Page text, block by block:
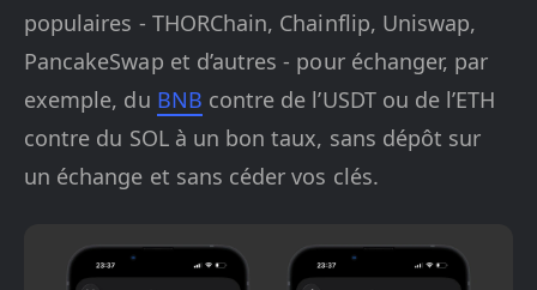
populaires - THORChain, Chainflip, Uniswap,
PancakeSwap et d’autres - pour échanger, par
exemple, du BNB contre de l’USDT ou de l’ETH
contre du SOL à un bon taux, sans dépôt sur
un échange et sans céder vos clés.